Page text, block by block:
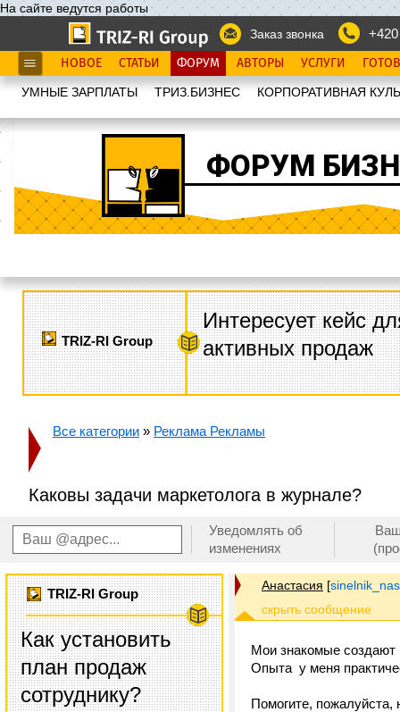
На сайте ведутся работы
Заказ звонка
НОВОЕ СТАТЬИ ФОРУМ АВТОРЫ УСЛУГИ
УМНЫЕ ЗАРПЛАТЫ ТРИЗ.БИЗНЕС КОРПОРАТИВНАЯ
ФОРУМ
TRIZ-RI Group
Интересует кейс
активных продаж
Все категории » Реклама Рекламы
Каковы задачи маркетолога в журнале?
Уведомлять об
изменениях
TRIZ-RI Group
Как установить
план продаж
сотруднику?
Анастасия [
Мои знакомые создают
Опыта у меня
Помогите, пожалуйста,